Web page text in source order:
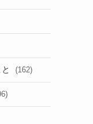
(162)